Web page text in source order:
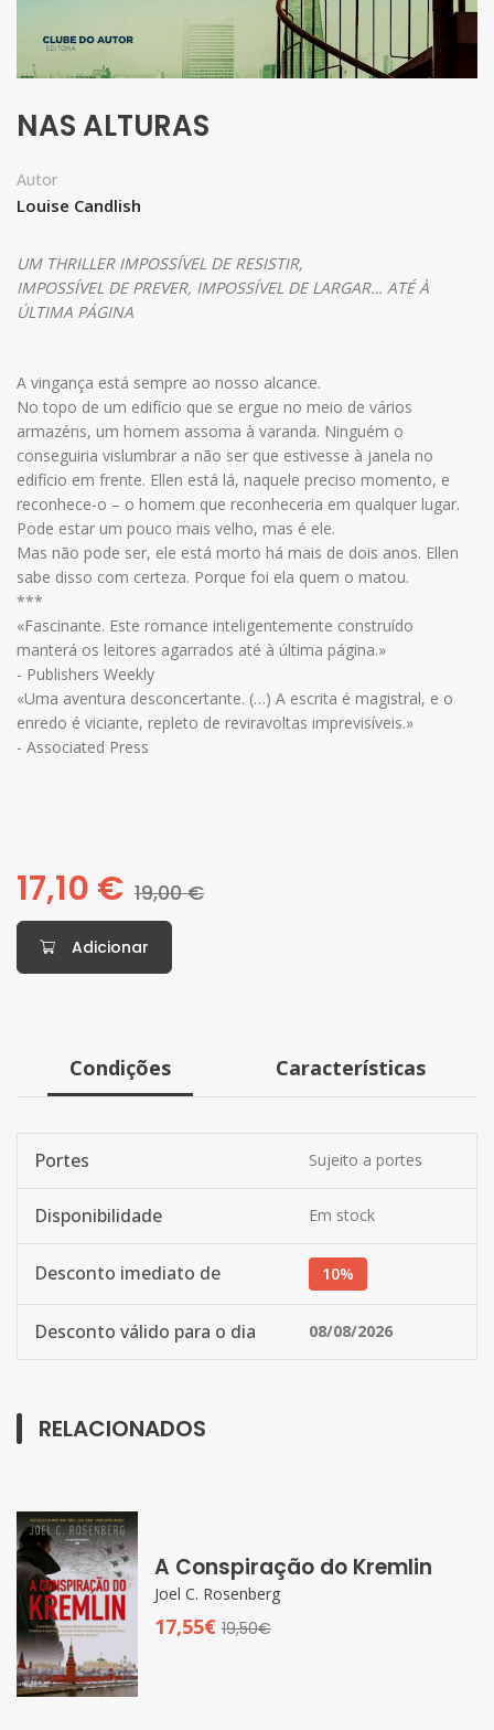
NAS ALTURAS
Autor
Louise Candlish
UM THRILLER IMPOSSÍVEL DE RESISTIR,
IMPOSSÍVEL DE PREVER, IMPOSSÍVEL DE LARGAR… ATÉ À
ÚLTIMA PÁGINA
A vingança está sempre ao nosso alcance.
No topo de um edifício que se ergue no meio de vários
armazéns, um homem assoma à varanda. Ninguém o
conseguiria vislumbrar a não ser que estivesse à janela no
edifício em frente. Ellen está lá, naquele preciso momento, e
reconhece-o – o homem que reconheceria em qualquer lugar.
Pode estar um pouco mais velho, mas é ele.
Mas não pode ser, ele está morto há mais de dois anos. Ellen
sabe disso com certeza. Porque foi ela quem o matou.
***
«Fascinante. Este romance inteligentemente construído
manterá os leitores agarrados até à última página.»
- Publishers Weekly
«Uma aventura desconcertante. (…) A escrita é magistral, e o
enredo é viciante, repleto de reviravoltas imprevisíveis.»
- Associated Press
17,10 € 19,00 €
Adicionar
Condições Características
Portes Sujeito a portes
Disponibilidade Em stock
Desconto imediato de 10%
Desconto válido para o dia 08/08/2026
RELACIONADOS
A Conspiração do Kremlin
Joel C. Rosenberg
17,55€ 19,50€